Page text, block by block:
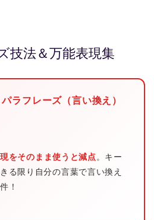
技法＆万能表現集
ラフレーズ（言い換え）
をそのまま使うと減点。キー
る限り自分の言葉で言い換え
！